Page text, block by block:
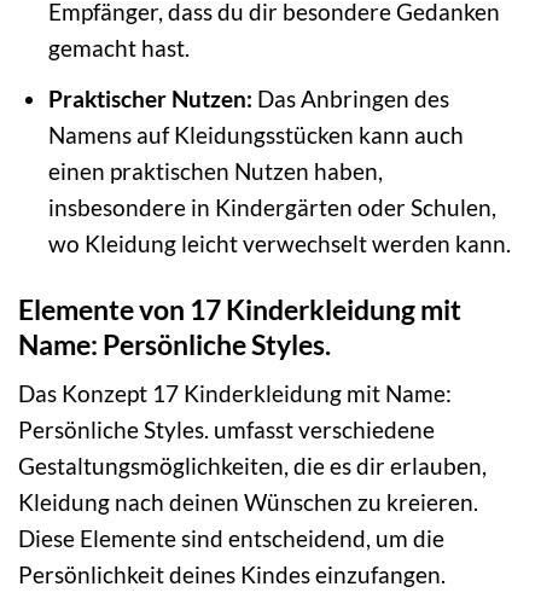
Empfänger, dass du dir besondere Gedanken
gemacht hast.
Praktischer Nutzen: Das Anbringen des
Namens auf Kleidungsstücken kann auch
einen praktischen Nutzen haben,
insbesondere in Kindergärten oder Schulen,
wo Kleidung leicht verwechselt werden kann.
Elemente von 17 Kinderkleidung mit
Name: Persönliche Styles.
Das Konzept 17 Kinderkleidung mit Name:
Persönliche Styles. umfasst verschiedene
Gestaltungsmöglichkeiten, die es dir erlauben,
Kleidung nach deinen Wünschen zu kreieren.
Diese Elemente sind entscheidend, um die
Persönlichkeit deines Kindes einzufangen.